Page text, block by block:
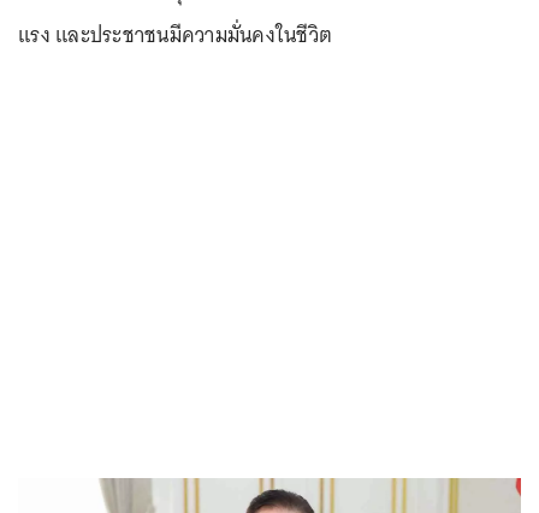
แรง และประชาชนมีความมั่นคงในชีวิต